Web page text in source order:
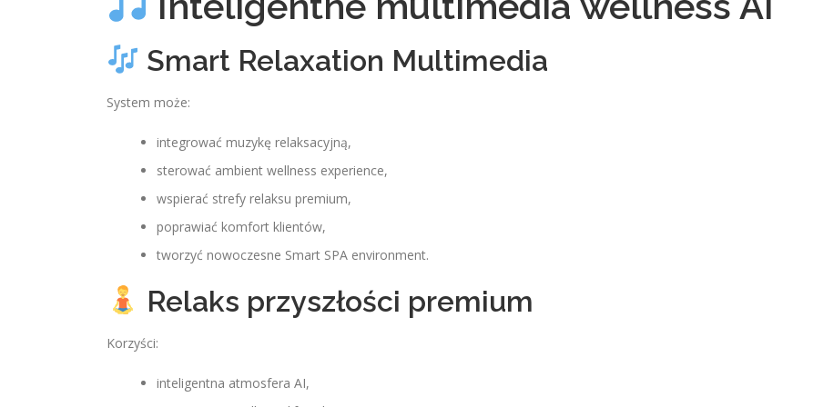
Smart Relaxation Multimedia
System może:
integrować muzykę relaksacyjną,
sterować ambient wellness experience,
wspierać strefy relaksu premium,
poprawiać komfort klientów,
tworzyć nowoczesne Smart SPA environment.
Relaks przyszłości premium
Korzyści:
inteligentna atmosfera AI,